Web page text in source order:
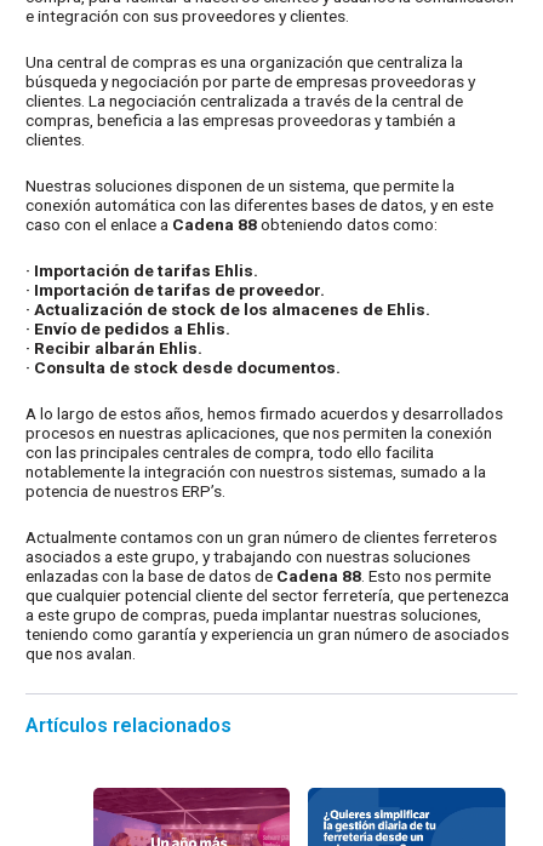
e integración con sus proveedores y clientes.
Una central de compras es una organización que centraliza la
búsqueda y negociación por parte de empresas proveedoras y
clientes. La negociación centralizada a través de la central de
compras, beneficia a las empresas proveedoras y también a
clientes.
Nuestras soluciones disponen de un sistema, que permite la
conexión automática con las diferentes bases de datos, y en este
caso con el enlace a Cadena 88obteniendo datos como:
· Importación de tarifas Ehlis.
· Importación de tarifas de proveedor.
· Actualización de stock de los almacenes de Ehlis.
· Envío de pedidos a Ehlis.
· Recibir albarán Ehlis.
· Consulta de stock desde documentos.
A lo largo de estos años, hemos firmado acuerdos y desarrollados
procesos en nuestras aplicaciones, que nos permiten la conexión
con las principales centrales de compra, todo ello facilita
notablemente la integración con nuestros sistemas, sumado a la
potencia de nuestros ERP’s.
Actualmente contamos con un gran número de clientes ferreteros
asociados a este grupo, y trabajando con nuestras soluciones
enlazadas con la base de datos de Cadena 88 . Esto nos permite
que cualquier potencial cliente del sector ferretería, que pertenezca
a este grupo de compras, pueda implantar nuestras soluciones,
teniendo como garantía y experiencia un gran número de asociados
que nos avalan.
Artículos relacionados